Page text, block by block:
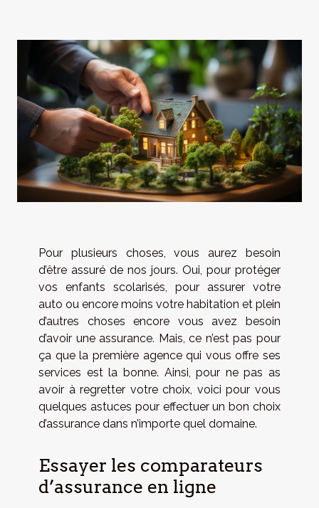
Pour plusieurs choses, vous aurez besoin
d’être assuré de nos jours. Oui, pour protéger
vos enfants scolarisés, pour assurer votre
auto ou encore moins votre habitation et plein
d’autres choses encore vous avez besoin
d’avoir une assurance. Mais, ce n’est pas pour
ça que la première agence qui vous offre ses
services est la bonne. Ainsi, pour ne pas as
avoir à regretter votre choix, voici pour vous
quelques astuces pour effectuer un bon choix
d’assurance dans n’importe quel domaine.
Essayer les comparateurs
d’assurance en ligne